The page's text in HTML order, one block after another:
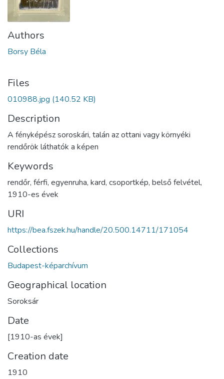
Authors
Borsy Béla
Files
010988.jpg (140.52 KB)
Description
A fényképész soroskári, talán az ottani vagy környéki
rendőrök láthatók a képen
Keywords
rendőr, férfi, egyenruha, kard, csoportkép, belső felvétel,
1910-es évek
URI
https://bea.fszek.hu/handle/20.500.14711/171054
Collections
Budapest-képarchívum
Geographical location
Soroksár
Date
[1910-as évek]
Creation date
1910